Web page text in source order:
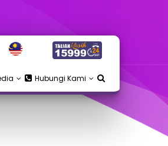
Hubungi Kami